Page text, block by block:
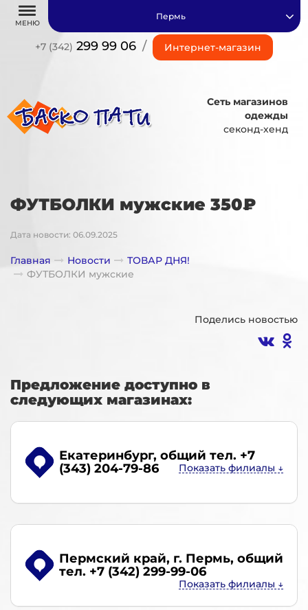
МЕНЮ
+7 (342) 299 99 06 / Интернет-магазин
Пермь
Сеть магазинов
одежды
секонд-хенд
ФУТБОЛКИ мужские 350₽
Дата новости: 06.09.2025
Главная Новости
ТОВАР ДНЯ!
ФУТБОЛКИ мужские
Поделись новостью
Предложение доступно в
следующих магазинах:
Екатеринбург, общий тел. +7
(343) 204-79-86
Пермский край, г. Пермь, общий
тел. +7 (342) 299-99-06